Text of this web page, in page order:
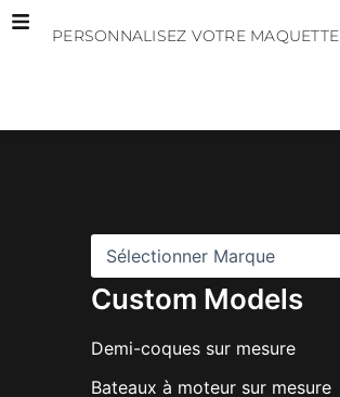
Aller
PERSONNALISEZ VOTRE MAQUETTE
Custom Models
Demi-coques sur mesure
Bateaux à moteur sur mesure